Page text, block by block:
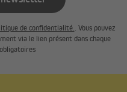
de confidentialité.. Vous pouvez
via le lien présent dans chaque